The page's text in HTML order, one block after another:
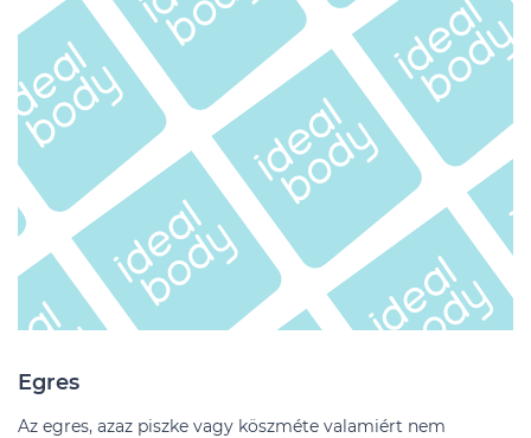
Egres
Az egres, azaz piszke vagy köszméte valamiért nem